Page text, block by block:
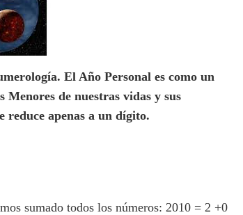
El Año Personal es como un
Menores de nuestras vidas y sus
reduce apenas a un dígito.
sumado todos los números: 2010 = 2 +0